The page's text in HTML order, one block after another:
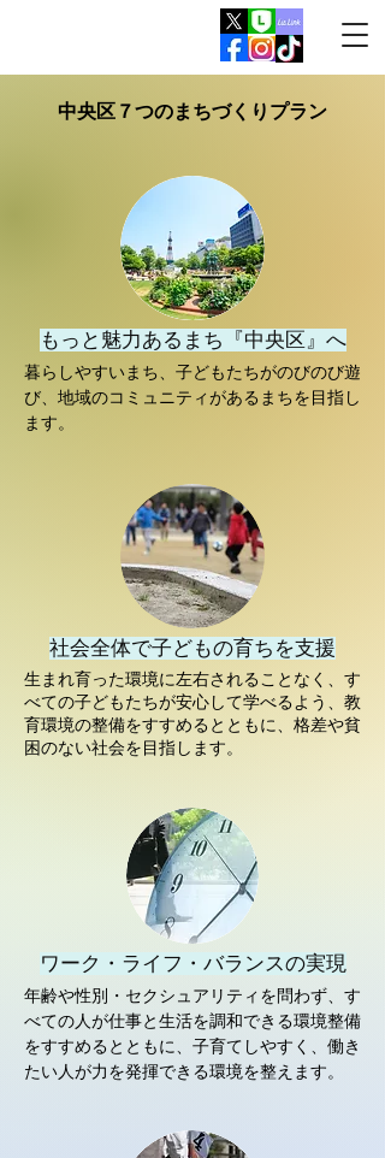
​中央区７つのまちづくりプラン
もっと魅力あるまち『中央区』へ
暮らしやすいまち、子どもたちがのびのび遊
び、地域のコミュニティがあるまちを目指し
ます。
社会全体で子どもの育ちを支援
生まれ育った環境に左右されることなく、す
べての子どもたちが安心して学べるよう、教
育環境の整備をすすめるとともに、格差や貧
困のない社会を目指します。
ワーク・ライフ・バランスの実現
年齢や性別・セクシュアリティを問わず、す
べての人が仕事と生活を調和できる環境整備
をすすめるとともに、子育てしやすく、働き
たい人が力を発揮できる環境を整えます。